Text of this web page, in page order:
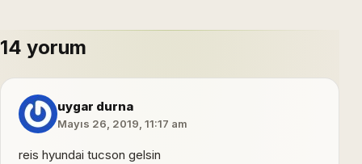
14 yorum
uygar durna
Mayıs 26, 2019, 11:17 am
reis hyundai tucson gelsin